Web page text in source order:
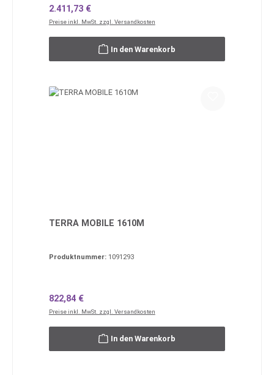
Regulärer Preis:
2.411,73 €
Preise inkl. MwSt. zzgl. Versandkosten
In den Warenkorb
TERRA MOBILE 1610M
Produktnummer: 1091293
Regulärer Preis:
822,84 €
Preise inkl. MwSt. zzgl. Versandkosten
In den Warenkorb